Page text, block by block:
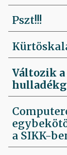
Pszt!!!
Változik
a SIKK-